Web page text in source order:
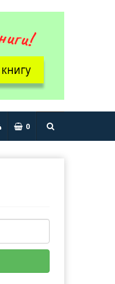
0